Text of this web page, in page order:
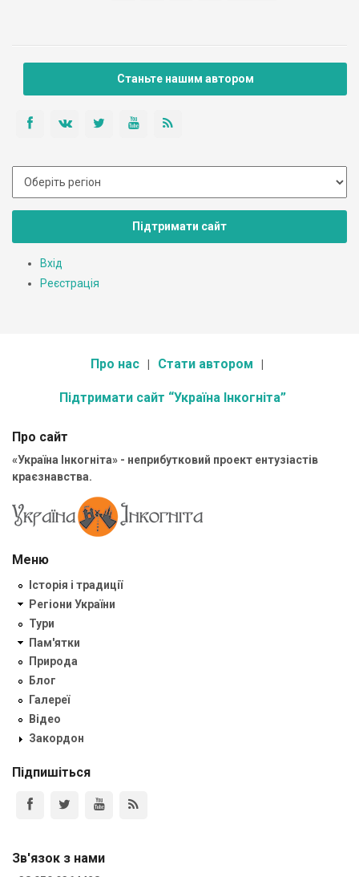
Станьте нашим автором
Підтримати сайт
Вхід
Реєстрація
Про нас Стати автором
Підтримати сайт “Україна Інкогніта”
Про сайт
«Україна Інкогніта» - неприбутковий проект ентузіастів
краєзнавства.
Меню
Історія і традиції
Регіони України
Тури
Пам'ятки
Природа
Блог
Галереї
Відео
Закордон
Підпишіться
Зв'язок з нами